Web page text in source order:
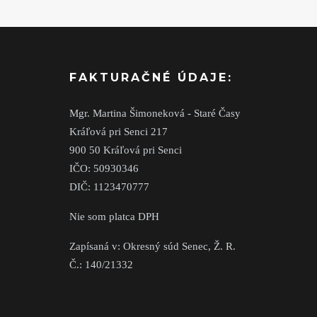
FAKTURAČNÉ ÚDAJE:
Mgr. Martina Šimoneková - Staré Časy
Kráľová pri Senci 217
900 50 Kráľová pri Senci
IČO: 50930346
DIČ: 1123470777
Nie som platca DPH
Zapísaná v: Okresný súd Senec, Ž. R.
Č.: 140/21332